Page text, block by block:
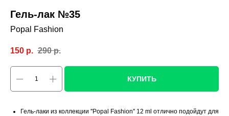
Гель-лак №35
Popal Fashion
150 р. 290 р.
КУПИТЬ
Гель-лаки из коллекции ''Popal Fashion'' 12 ml отлично подойдут для